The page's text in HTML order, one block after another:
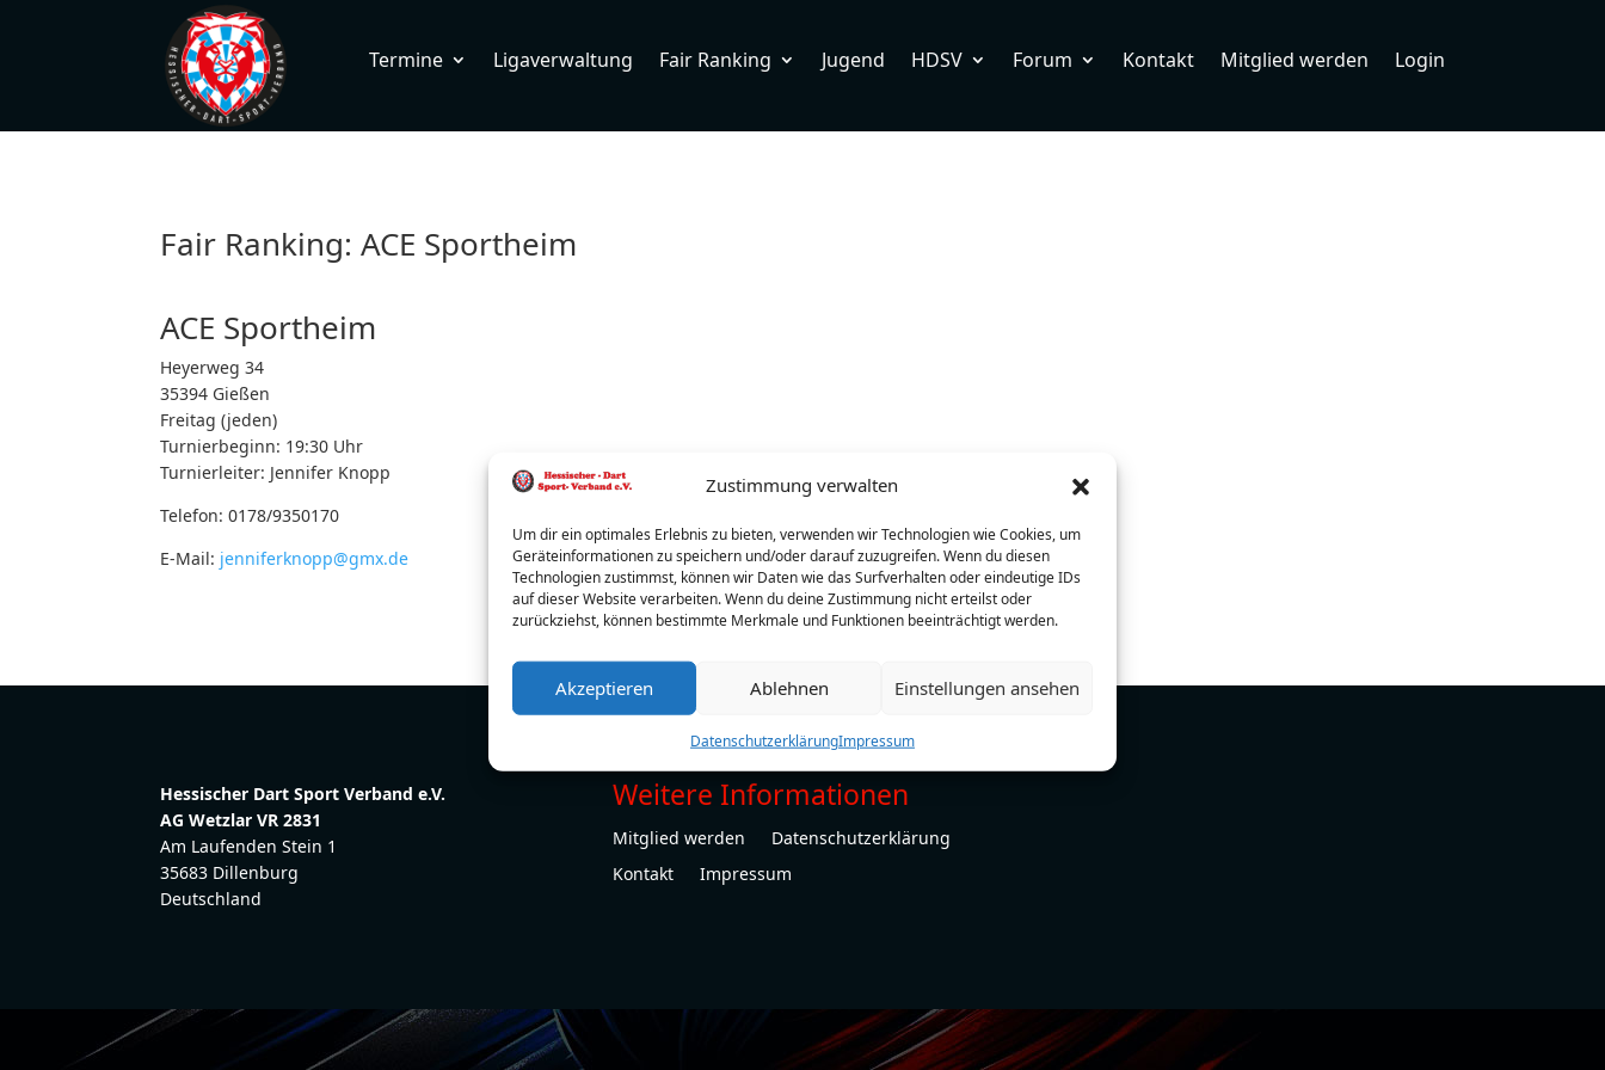
Zustimmung verwalten
Um dir ein optimales Erlebnis zu bieten, verwenden wir Technologien wie Cookies, um
Geräteinformationen zu speichern und/oder darauf zuzugreifen. Wenn du diesen
Technologien zustimmst, können wir Daten wie das Surfverhalten oder eindeutige IDs
auf dieser Website verarbeiten. Wenn du deine Zustimmung nicht erteilst oder
zurückziehst, können bestimmte Merkmale und Funktionen beeinträchtigt werden.
Akzeptieren Ablehnen Einstellungen ansehen
DatenschutzerklärungImpressum
Termine Ligaverwaltung Fair Ranking Jugend HDSV Forum Kontakt Mitglied werden Login
Fair Ranking: ACE Sportheim
ACE Sportheim
Heyerweg 34
35394 Gießen
Freitag (jeden)
Turnierbeginn: 19:30 Uhr
Turnierleiter: Jennifer Knopp
Telefon: 0178/9350170
E-Mail: jenniferknopp@gmx.de
Hessischer Dart Sport Verband e.V.
AG Wetzlar VR 2831
Am Laufenden Stein 1
35683 Dillenburg
Deutschland
Weitere Informationen
Mitglied werden
Datenschutzerklärung
Kontakt
Impressum